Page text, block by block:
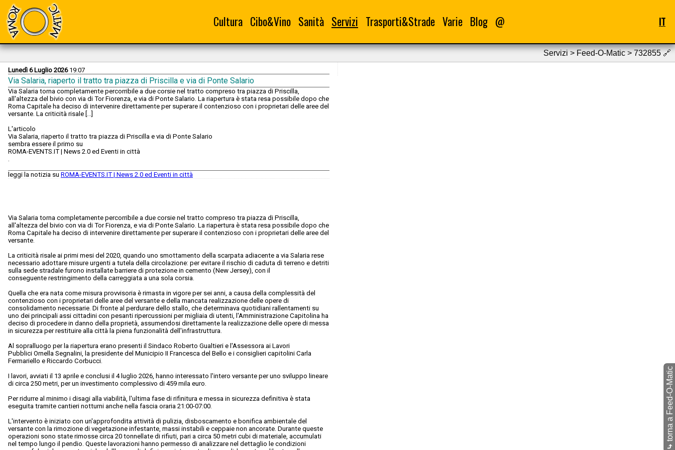
Cultura Cibo&Vino Sanità Servizi Trasporti&Strade Varie Blog @ IT
Servizi > Feed-O-Matic > 732855 🔗
Lunedì 6 Luglio 202619:07
Via Salaria, riaperto il tratto tra piazza di Priscilla e via di Ponte Salario
Via Salaria torna completamente percorribile a due corsie nel tratto compreso tra piazza di Priscilla,
all'altezza del bivio con via di Tor Fiorenza, e via di Ponte Salario. La riapertura è stata resa possibile dopo che
Roma Capitale ha deciso di intervenire direttamente per superare il contenzioso con i proprietari delle aree del
versante. La criticità risale […]
L'articolo
Via Salaria, riaperto il tratto tra piazza di Priscilla e via di Ponte Salario
sembra essere il primo su
ROMA-EVENTS.IT | News 2.0 ed Eventi in città
.
leggi la notizia su ROMA-EVENTS.IT | News 2.0 ed Eventi in città
Via Salaria torna completamente percorribile a due corsie nel tratto compreso tra piazza di Priscilla,
all'altezza del bivio con via di Tor Fiorenza, e via di Ponte Salario. La riapertura è stata resa possibile dopo che
Roma Capitale ha deciso di intervenire direttamente per superare il contenzioso con i proprietari delle aree del
versante.
La criticità risale ai primi mesi del 2020, quando uno smottamento della scarpata adiacente a via Salaria rese
necessario adottare misure urgenti a tutela della circolazione: per evitare il rischio di caduta di terreno e detriti
sulla sede stradale furono installate barriere di protezione in cemento (New Jersey), con il
conseguente restringimento della carreggiata a una sola corsia.
Quella che era nata come misura provvisoria è rimasta in vigore per sei anni, a causa della complessità del
contenzioso con i proprietari delle aree del versante e della mancata realizzazione delle opere di
consolidamento necessarie. Di fronte al perdurare dello stallo, che determinava quotidiani rallentamenti su
uno dei principali assi cittadini con pesanti ripercussioni per migliaia di utenti, l'Amministrazione Capitolina ha
deciso di procedere in danno della proprietà, assumendosi direttamente la realizzazione delle opere di messa
in sicurezza per restituire alla città la piena funzionalità dell'infrastruttura.
Al sopralluogo per la riapertura erano presenti il Sindaco Roberto Gualtieri e l'Assessora ai Lavori
Pubblici Ornella Segnalini, la presidente del Municipio II Francesca del Bello e i consiglieri capitolini Carla
Fermariello e Riccardo Corbucci.
I lavori, avviati il 13 aprile e conclusi il 4 luglio 2026, hanno interessato l'intero versante per uno sviluppo lineare
di circa 250 metri, per un investimento complessivo di 459 mila euro.
Per ridurre al minimo i disagi alla viabilità, l'ultima fase di rifinitura e messa in sicurezza definitiva è stata
eseguita tramite cantieri notturni anche nella fascia oraria 21:00-07:00.
L'intervento è iniziato con un'approfondita attività di pulizia, disboscamento e bonifica ambientale del
versante con la rimozione di vegetazione infestante, massi instabili e ceppaie non ancorate. Durante queste
operazioni sono state rimosse circa 20 tonnellate di rifiuti, pari a circa 50 metri cubi di materiale, accumulati
nel tempo lungo il pendio. Queste lavorazioni hanno permesso di analizzare nel dettaglio le condizioni
⤷
torna a Feed-O-Matic